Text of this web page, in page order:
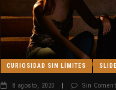
CURIOSIDAD SIN LÍMITES
8 agosto, 2020 | Sin